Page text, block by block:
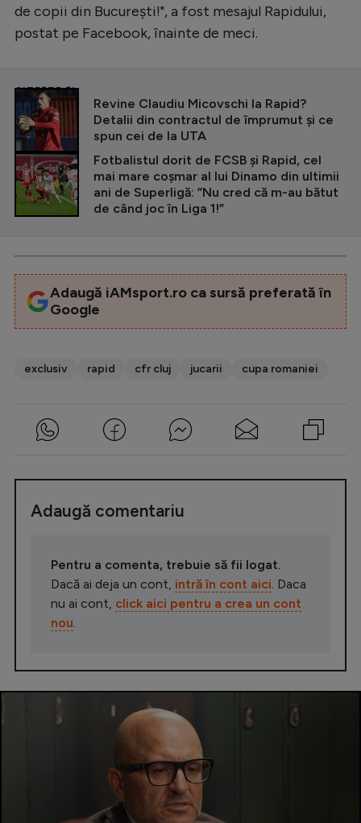
de copii din București!", a fost mesajul Rapidului,
postat pe Facebook, înainte de meci.
CITEȘTE ȘI
Revine Claudiu Micovschi la Rapid?
Detalii din contractul de împrumut și ce
spun cei de la UTA
Fotbalistul dorit de FCSB și Rapid, cel
mai mare coșmar al lui Dinamo din ultimii
ani de Superligă: ”Nu cred că m-au bătut
de când joc în Liga 1!”
Adaugă iAMsport.ro ca sursă preferată în
Google
exclusiv rapid cfr cluj jucarii cupa romaniei
Adaugă comentariu
Pentru a comenta, trebuie să fii logat.
Dacă ai deja un cont, intră în cont aici. Daca
nu ai cont, click aici pentru a crea un cont
nou.